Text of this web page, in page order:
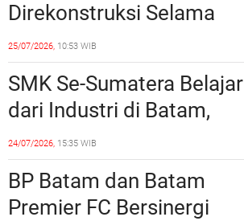
Direkonstruksi Selama
Empat Minggu, Ini Skema
Rekayasa Lalu Lintasnya
25/07/2026, 10:53 WIB
SMK Se-Sumatera Belajar
dari Industri di Batam,
Siapkan Lulusan Siap Kerja
Era Digital
24/07/2026, 15:35 WIB
BP Batam dan Batam
Premier FC Bersinergi